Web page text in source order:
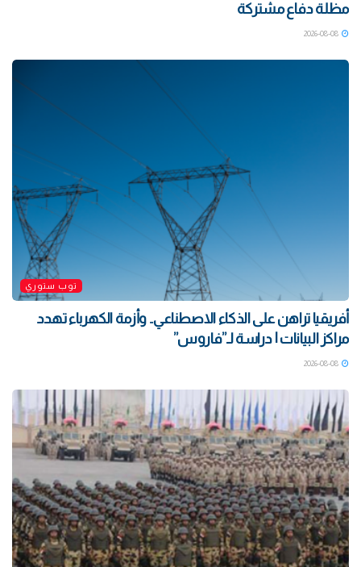
مظلة دفاع مشتركة
توب ستوري
أفريقيا تراهن على الذكاء الاصطناعي.. وأزمة الكهرباء تهدد
مراكز البيانات | دراسة لـ”فاروس”